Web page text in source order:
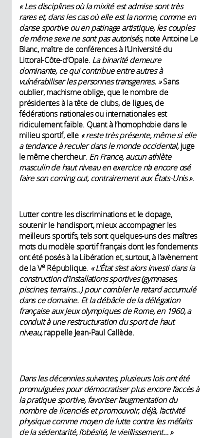
« Les disciplines où la mixité est admise sont très
rares et, dans les cas où elle est la norme, comme en
danse sportive ou en patinage artistique, les couples
de même sexe ne sont pas autorisés,note Antoine Le
Blanc, maître de conférences à l’Université du
Littoral-Côte-d’Opale. La binarité demeure
dominante, ce qui contribue entre autres à
vulnérabiliser les personnes transgenres. »Sans
oublier, machisme oblige, que le nombre de
présidentes à la tête de clubs, de ligues, de
fédérations nationales ou internationales est
ridiculement faible. Quant à l’homophobie dans le
milieu sportif, elle « reste très présente, même si elle
a tendance à reculer dans le monde occidental,juge
le même chercheur. En France, aucun athlète
masculin de haut niveau en exercice n’a encore osé
faire son coming out, contrairement aux États-Unis ».
Lutter contre les discriminations et le dopage,
soutenir le handisport, mieux accompagner les
meilleurs sportifs, tels sont quelques-uns des maîtres
mots du modèle sportif français dont les fondements
ont été posés à la Libération et, surtout, à l’avènement
de la VeRépublique. « L’État s’est alors investi dans la
construction d’installations sportives (gymnases,
piscines, terrains…) pour combler le retard accumulé
dans ce domaine. Et la débâcle de la délégation
française aux Jeux olympiques de Rome, en 1960, a
conduit à une restructuration du sport de haut
niveau,rappelle Jean-Paul Callède.
Dans les décennies suivantes, plusieurs lois ont été
promulguées pour démocratiser plus encore l’accès à
la pratique sportive, favoriser l’augmentation du
nombre de licenciés et promouvoir, déjà, l’activité
physique comme moyen de lutte contre les méfaits
de la sédentarité, l’obésité, le vieillissement… »